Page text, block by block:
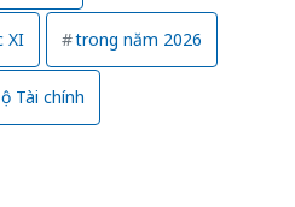
XI trong năm 2026
Tài chính